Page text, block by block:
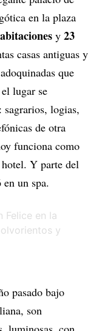
en la plaza
y 23
casas antiguas y
que
lugar se
sagrarios, logias,
de otra
funciona como
Y parte del
un spa.
pasado bajo
son